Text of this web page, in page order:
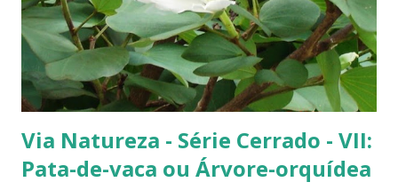
de-vaca, guapuruvu, barbatimão e pequizeiro), aves
(papagaio e marreco), sol (foto feita dia 30 de setembro
durante um fenômeno natural raríssimo chamado Halo
Solar), e flor...
Via Natureza - Série Cerrado - VII:
Pata-de-vaca ou Árvore-orquídea